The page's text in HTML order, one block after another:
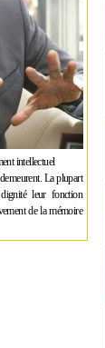
intellectuel
La plupart
leur fonction
de la mémoire